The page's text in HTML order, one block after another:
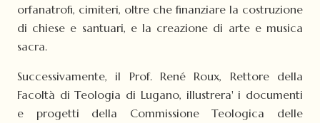
orfanatrofi, cimiteri, oltre che finanziare la costruzione
di chiese e santuari, e la creazione di arte e musica
sacra.
Successivamente, il Prof. René Roux, Rettore della
Facoltà di Teologia di Lugano, illustrera' i documenti
e progetti della Commissione Teologica delle